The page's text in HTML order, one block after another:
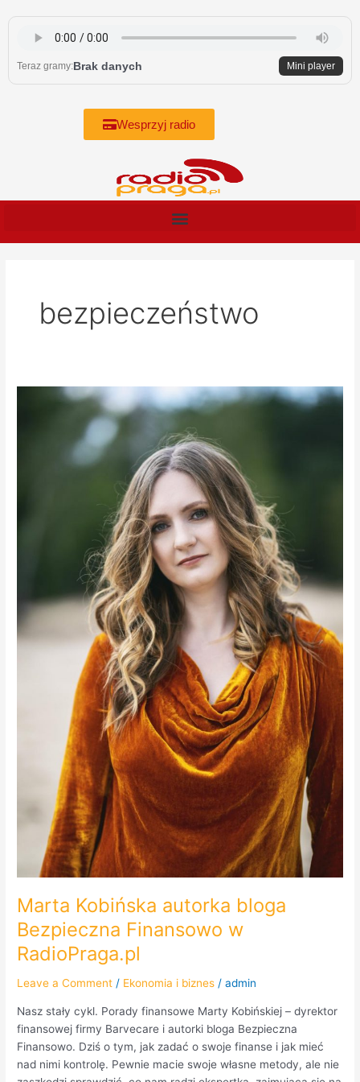
content
Teraz gramy:Brak danych Mini player
Wesprzyj radio
bezpieczeństwo
Marta Kobińska autorka bloga
Bezpieczna Finansowo w
RadioPraga.pl
Leave a Comment / Ekonomia i biznes /admin
Nasz stały cykl. Porady finansowe Marty Kobińskiej – dyrektor
finansowej firmy Barvecare i autorki bloga Bezpieczna
Finansowo. Dziś o tym, jak zadać o swoje finanse i jak mieć
nad nimi kontrolę. Pewnie macie swoje własne metody, ale nie
Bezpieczna